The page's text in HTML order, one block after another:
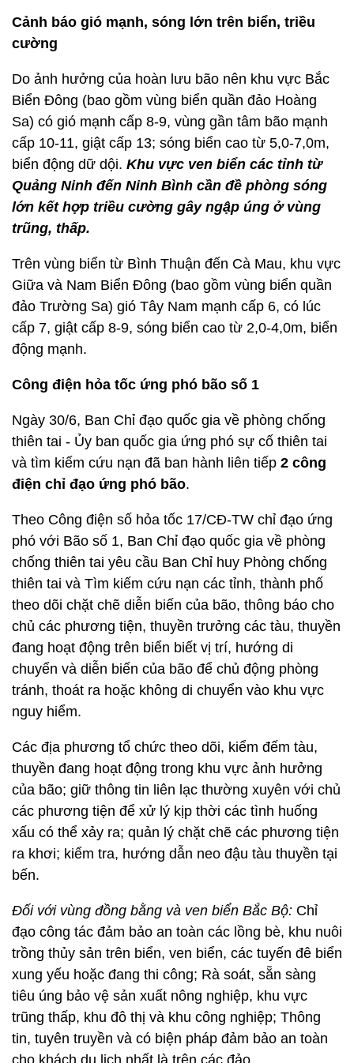
Cảnh báo gió mạnh, sóng lớn trên biển, triều
cường
Do ảnh hưởng của hoàn lưu bão nên khu vực Bắc
Biển Đông (bao gồm vùng biển quần đảo Hoàng
Sa) có gió mạnh cấp 8-9, vùng gần tâm bão mạnh
cấp 10-11, giật cấp 13; sóng biển cao từ 5,0-7,0m,
biển động dữ dội. Khu vực ven biển các tỉnh từ
Quảng Ninh đến Ninh Bình cần đề phòng sóng
lớn kết hợp triều cường gây ngập úng ở vùng
trũng, thấp.
Trên vùng biển từ Bình Thuận đến Cà Mau, khu vực
Giữa và Nam Biển Đông (bao gồm vùng biển quần
đảo Trường Sa) gió Tây Nam mạnh cấp 6, có lúc
cấp 7, giật cấp 8-9, sóng biển cao từ 2,0-4,0m, biển
động mạnh.
Công điện hỏa tốc ứng phó bão số 1
Ngày 30/6, Ban Chỉ đạo quốc gia về phòng chống
thiên tai - Ủy ban quốc gia ứng phó sự cố thiên tai
và tìm kiếm cứu nạn đã ban hành liên tiếp 2 công
điện chỉ đạo ứng phó bão.
Theo Công điện số hỏa tốc 17/CĐ-TW chỉ đạo ứng
phó với Bão số 1, Ban Chỉ đạo quốc gia về phòng
chống thiên tai yêu cầu Ban Chỉ huy Phòng chống
thiên tai và Tìm kiếm cứu nạn các tỉnh, thành phố
theo dõi chặt chẽ diễn biến của bão, thông báo cho
chủ các phương tiện, thuyền trưởng các tàu, thuyền
đang hoạt động trên biển biết vị trí, hướng di
chuyển và diễn biến của bão để chủ động phòng
tránh, thoát ra hoặc không di chuyển vào khu vực
nguy hiểm.
Các địa phương tổ chức theo dõi, kiểm đếm tàu,
thuyền đang hoạt động trong khu vực ảnh hưởng
của bão; giữ thông tin liên lạc thường xuyên với chủ
các phương tiện để xử lý kịp thời các tình huống
xấu có thể xảy ra; quản lý chặt chẽ các phương tiện
ra khơi; kiểm tra, hướng dẫn neo đậu tàu thuyền tại
bến.
Đối với vùng đồng bằng và ven biển Bắc Bộ: Chỉ
đạo công tác đảm bảo an toàn các lồng bè, khu nuôi
trồng thủy sản trên biển, ven biển, các tuyến đê biển
xung yếu hoặc đang thi công; Rà soát, sẵn sàng
tiêu úng bảo vệ sản xuất nông nghiệp, khu vực
trũng thấp, khu đô thị và khu công nghiệp; Thông
tin, tuyên truyền và có biện pháp đảm bảo an toàn
cho khách du lịch nhất là trên các đảo.